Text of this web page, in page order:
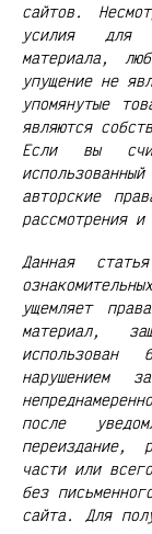
сайтов.
усилия для
материала,
упущение не
упомянутые
являются
Если вы
авторские
рассмотрения
Данная
ущемляет
материал,
нарушением
после
переиздание,
части или
без
сайта. Для